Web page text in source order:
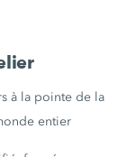
à la pointe de la
entier